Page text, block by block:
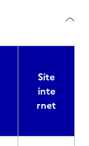
Site
inte
rnet